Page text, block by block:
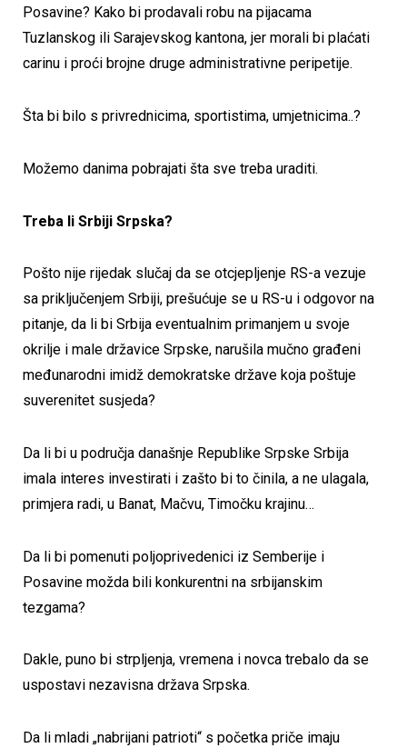
Posavine? Kako bi prodavali robu na pijacama
Tuzlanskog ili Sarajevskog kantona, jer morali bi plaćati
carinu i proći brojne druge administrativne peripetije.
Šta bi bilo s privrednicima, sportistima, umjetnicima..?
Možemo danima pobrajati šta sve treba uraditi.
Treba li Srbiji Srpska?
Pošto nije rijedak slučaj da se otcjepljenje RS-a vezuje
sa priključenjem Srbiji, prešućuje se u RS-u i odgovor na
pitanje, da li bi Srbija eventualnim primanjem u svoje
okrilje i male državice Srpske, narušila mučno građeni
međunarodni imidž demokratske države koja poštuje
suverenitet susjeda?
Da li bi u područja današnje Republike Srpske Srbija
imala interes investirati i zašto bi to činila, a ne ulagala,
primjera radi, u Banat, Mačvu, Timočku krajinu…
Da li bi pomenuti poljoprivedenici iz Semberije i
Posavine možda bili konkurentni na srbijanskim
tezgama?
Dakle, puno bi strpljenja, vremena i novca trebalo da se
uspostavi nezavisna država Srpska.
Da li mladi „nabrijani patrioti“ s početka priče imaju